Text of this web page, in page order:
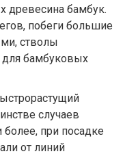
древесина бамбук.
побеги большие
стволы
для бамбуковых
случаев
более, при посадке
от линий